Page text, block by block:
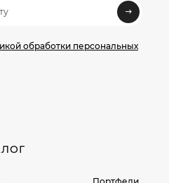
обработки персональных